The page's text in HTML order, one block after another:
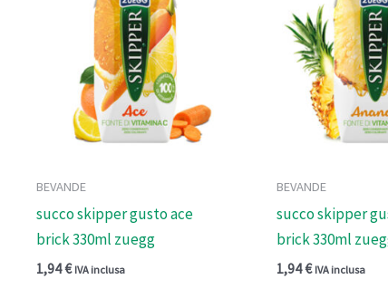
BEVANDE
succo skipper gusto ace
brick 330ml zuegg
1,94€ IVA inclusa
BEVANDE
succo skipper
brick 330ml
1,94€ IVA inclusa